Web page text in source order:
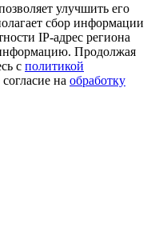
улучшить его
сбор информации
IP-адрес региона
Продолжая
с политикой
на обработку